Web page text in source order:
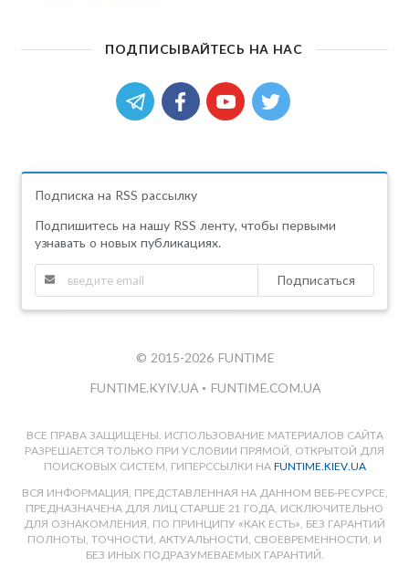
ПОДПИСЫВАЙТЕСЬ НА НАС
Подписка на RSS рассылку
Подпишитесь на нашу RSS ленту, чтобы первыми
узнавать о новых публикациях.
Подписаться
© 2015-2026 FUNTIME
FUNTIME.KYIV.UA • FUNTIME.COM.UA
ВСЕ ПРАВА ЗАЩИЩЕНЫ. ИСПОЛЬЗОВАНИЕ МАТЕРИАЛОВ САЙТА
РАЗРЕШАЕТСЯ ТОЛЬКО ПРИ УСЛОВИИ ПРЯМОЙ, ОТКРЫТОЙ ДЛЯ
ПОИСКОВЫХ СИСТЕМ, ГИПЕРССЫЛКИ НА FUNTIME.KIEV.UA
ВСЯ ИНФОРМАЦИЯ, ПРЕДСТАВЛЕННАЯ НА ДАННОМ ВЕБ-РЕСУРСЕ,
ПРЕДНАЗНАЧЕНА ДЛЯ ЛИЦ СТАРШЕ 21 ГОДА, ИСКЛЮЧИТЕЛЬНО
ДЛЯ ОЗНАКОМЛЕНИЯ, ПО ПРИНЦИПУ «КАК ЕСТЬ», БЕЗ ГАРАНТИЙ
ПОЛНОТЫ, ТОЧНОСТИ, АКТУАЛЬНОСТИ, СВОЕВРЕМЕННОСТИ, И
БЕЗ ИНЫХ ПОДРАЗУМЕВАЕМЫХ ГАРАНТИЙ.